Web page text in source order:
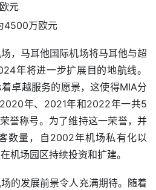
元
4500万欧元
，马耳他国际机场将马耳他与超
年将进一步扩展目的地航线。
卓越服务的愿景，这使得MIA分
年、2021年和2022年一共5
誉称号。为了维持这一荣誉，并
数量，自2002年机场私有化以
机场园区持续投资和扩建。
的发展前景令人充满期待。随着